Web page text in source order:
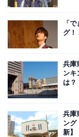
「
グ！
兵庫
ンキ
は？
兵庫
ング
新】